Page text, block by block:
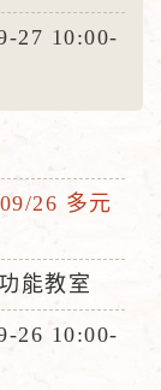
27 10:00-
26 多元
能教室
26 10:00-